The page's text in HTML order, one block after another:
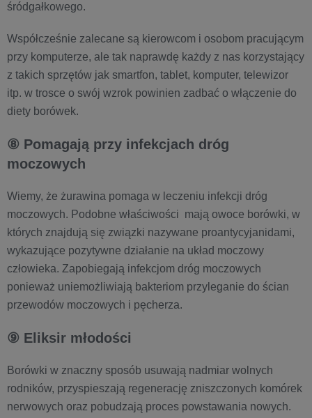
śródgałkowego.
Współcześnie zalecane są kierowcom i osobom pracującym
przy komputerze, ale tak naprawdę każdy z nas korzystający
z takich sprzętów jak smartfon, tablet, komputer, telewizor
itp. w trosce o swój wzrok powinien zadbać o włączenie do
diety borówek.
⑧ Pomagają przy infekcjach dróg
moczowych
Wiemy, że żurawina pomaga w leczeniu infekcji dróg
moczowych. Podobne właściwości mają owoce borówki, w
których znajdują się związki nazywane proantycyjanidami,
wykazujące pozytywne działanie na układ moczowy
człowieka. Zapobiegają infekcjom dróg moczowych
ponieważ uniemożliwiają bakteriom przyleganie do ścian
przewodów moczowych i pęcherza.
⑨ Eliksir młodości
Borówki w znaczny sposób usuwają nadmiar wolnych
rodników, przyspieszają regenerację zniszczonych komórek
nerwowych oraz pobudzają proces powstawania nowych.